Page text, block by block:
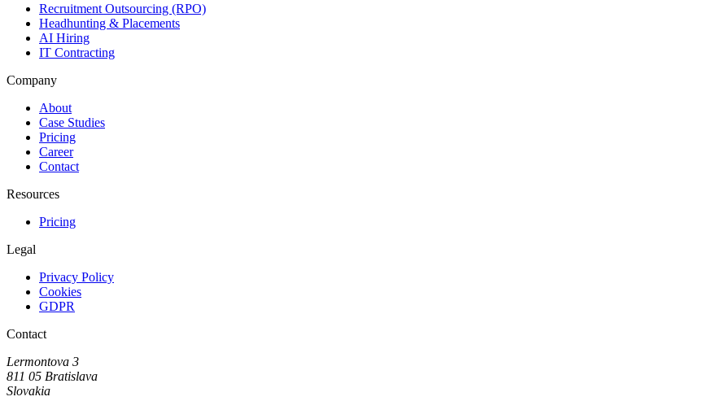
Recruitment Outsourcing (RPO)
Headhunting & Placements
AI Hiring
IT Contracting
Company
About
Case Studies
Pricing
Career
Contact
Resources
Pricing
Legal
Privacy Policy
Cookies
GDPR
Contact
Lermontova 3
811 05 Bratislava
Slovakia